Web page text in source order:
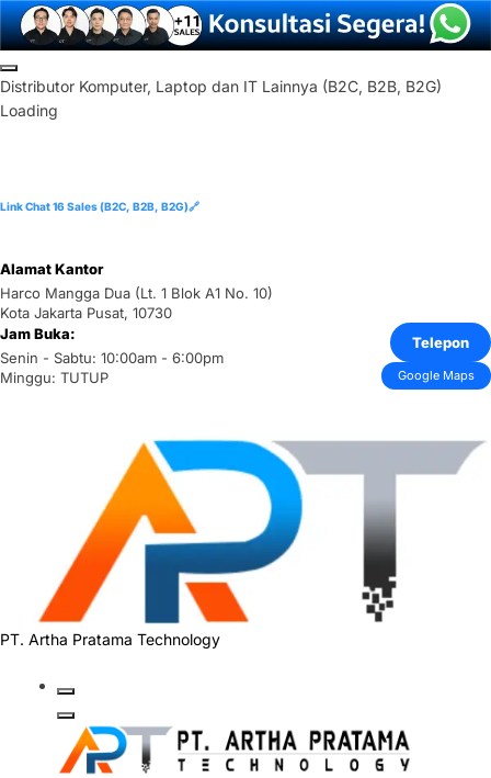
Skip
to
content
Distributor Komputer, Laptop dan IT Lainnya (B2C, B2B, B2G)
Loading
Link Chat 16 Sales (B2C, B2B, B2G)🔗
Alamat Kantor
Harco Mangga Dua (Lt. 1 Blok A1 No. 10)
Kota Jakarta Pusat, 10730
Jam Buka:
Senin - Sabtu: 10:00am - 6:00pm
Minggu: TUTUP
Telepon
Google Maps
PT. Artha Pratama Technology